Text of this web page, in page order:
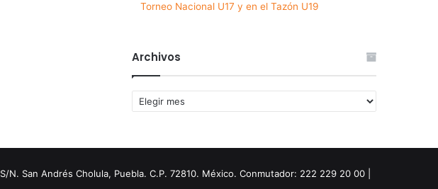
Torneo Nacional U17 y en el Tazón U19
Archivos
Archivos
San Andrés Cholula, Puebla. C.P. 72810. México. Conmutador: 222 229 20 00 |